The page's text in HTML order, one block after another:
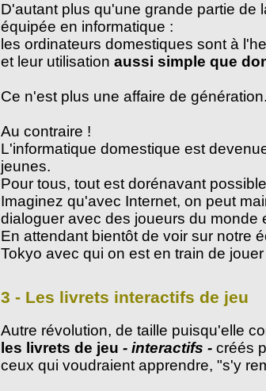
D'autant plus qu'une grande partie de
équipée en informatique :
les ordinateurs domestiques sont à
et leur utilisation aussi simple que
Ce n'est plus une affaire de génération.
Au contraire !
L'informatique domestique est
jeunes.
Pour tous, tout est dorénavant
Imaginez qu'avec Internet, on peut
dialoguer avec des joueurs du monde
En attendant bientôt de voir sur notre
Tokyo avec qui on est en train de jouer
3 - Les livrets interactifs de jeu
Autre révolution, de taille puisqu'elle
les livrets de jeu - interactifs - créés
ceux qui voudraient apprendre, "s'y